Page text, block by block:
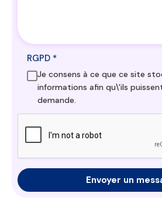
RGPD *
Je consens à ce que ce site
informations afin qu\'ils
demande.
Envoyer un